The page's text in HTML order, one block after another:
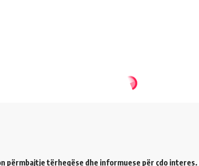
përmbajtje tërheqëse dhe informuese për çdo